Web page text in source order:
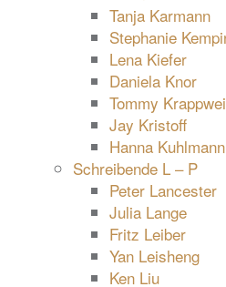
Tanja Karmann
Stephanie
Lena Kiefer
Daniela Knor
Tommy
Jay Kristoff
Hanna Kuhlmann
Schreibende L – P
Peter Lancester
Julia Lange
Fritz Leiber
Yan Leisheng
Ken Liu